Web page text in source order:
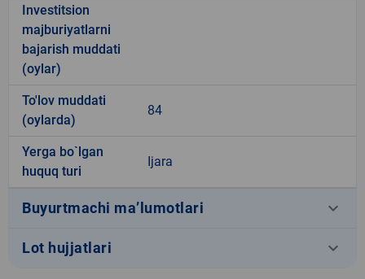
Investitsion
majburiyatlarni
bajarish muddati
(oylar)
To'lov muddati
(oylarda)
84
Yerga bo`lgan
huquq turi
Ijara
Buyurtmachi ma’lumotlari keyboard_arrow_down
Lot hujjatlari keyboard_arrow_down